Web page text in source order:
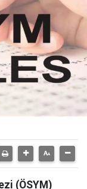
(ÖSYM)